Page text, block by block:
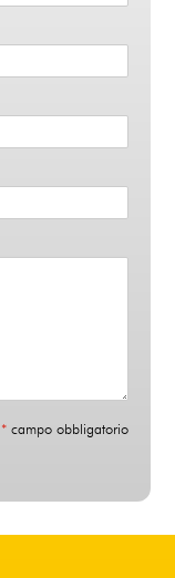
* campo obbligatorio